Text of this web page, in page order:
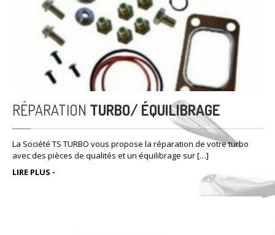
RÉPARATION TURBO/ ÉQUILIBRAGE
La Société TS TURBO vous propose la réparation de votre turbo
avec des pièces de qualités et un équilibrage sur […]
LIRE PLUS -